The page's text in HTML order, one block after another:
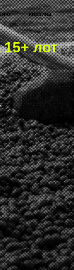
корзина
лот